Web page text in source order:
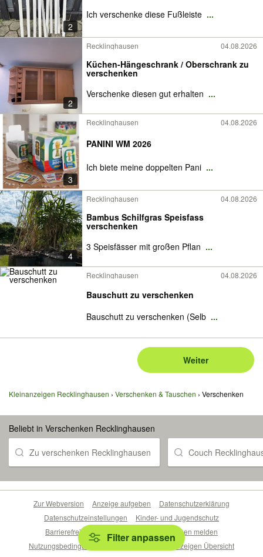
2
Ich verschenke diese Fußleiste ...
2
Recklinghausen 04.08.2026
Küchen-Hängeschrank / Oberschrank zu
verschenken
Verschenke diesen gut erhalten ...
3
Recklinghausen 04.08.2026
PANINI WM 2026
Ich biete meine doppelten Pani ...
4
Recklinghausen 04.08.2026
Bambus Schilfgras Speisfass
verschenken
3 Speisfässer mit großen Pflan ...
Recklinghausen 04.08.2026
Bauschutt zu verschenken
Bauschutt zu verschenken (Selb ...
Weiter
Kleinanzeigen Recklinghausen Verschenken & Tauschen Verschenken
Beliebt in Verschenken Recklinghausen
Zu verschenken Recklinghausen Couch
Filter anpassen
Zur Webversion Anzeige aufgeben
Datenschutzerklärung
Datenschutzeinstellungen
Kinder- und Jugendschutz
Barrierefreiheitserklärung
Sicherheitslücken melden
Nutzungsbedingungen
Beliebte Suchen
Anzeigen Übersicht